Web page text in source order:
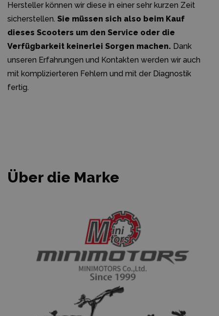
Hersteller können wir diese in einer sehr kurzen Zeit
sicherstellen. Sie müssen sich also beim Kauf
dieses Scooters um den Service oder die
Verfügbarkeit keinerlei Sorgen machen. Dank
unseren Erfahrungen und Kontakten werden wir auch
mit komplizierteren Fehlern und mit der Diagnostik
fertig.
Über die Marke